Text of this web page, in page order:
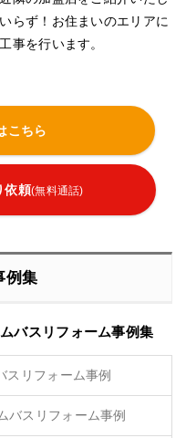
らず！お住まいのエリアに
事を行います。
こちら
依頼(無料通話)
例集
バスリフォーム事例集
スリフォーム事例
バスリフォーム事例